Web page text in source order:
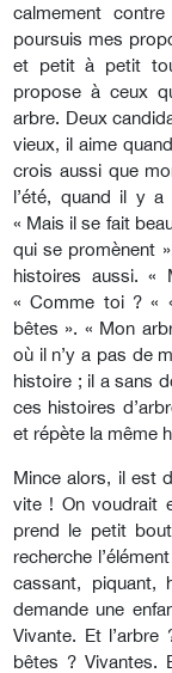
calmement
poursuis mes
et petit à petit
propose à ceux
arbre. Deux
vieux, il aime
crois aussi que
l’été, quand il y a
« Mais il se fait
qui se promènent
histoires aussi.
« Comme toi ? «
bêtes ». « Mon
où il n’y a pas de
histoire ; il a sans
ces histoires
et répète la même
Mince alors, il est
vite ! On voudrait
prend le petit
recherche
cassant, piquant,
demande une
Vivante. Et
bêtes ? Vivantes.